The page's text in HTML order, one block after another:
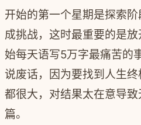
开始的第一个星期是探索
成挑战，这时最重要的是
始每天语写5万字最痛苦的
说废话，因为要找到人生终
都很大，对结果太在意导
篇。